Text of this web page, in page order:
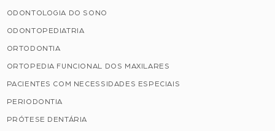
ODONTOLOGIA DO SONO
ODONTOPEDIATRIA
ORTODONTIA
ORTOPEDIA FUNCIONAL DOS MAXILARES
PACIENTES COM NECESSIDADES ESPECIAIS
PERIODONTIA
PRÓTESE DENTÁRIA